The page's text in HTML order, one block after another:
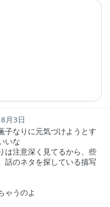
8月3日
子なりに元気づけようとす
いな
は注意深く見てるから、些
話のネタを探している描写
ゃうのよ